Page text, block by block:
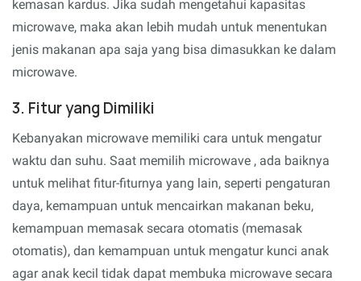
kemasan kardus. Jika sudah mengetahui kapasitas
microwave, maka akan lebih mudah untuk menentukan
jenis makanan apa saja yang bisa dimasukkan ke dalam
microwave.
3. Fitur yang Dimiliki
Kebanyakan microwave memiliki cara untuk mengatur
waktu dan suhu. Saat memilih microwave , ada baiknya
untuk melihat fitur-fiturnya yang lain, seperti pengaturan
daya, kemampuan untuk mencairkan makanan beku,
kemampuan memasak secara otomatis (memasak
otomatis), dan kemampuan untuk mengatur kunci anak
agar anak kecil tidak dapat membuka microwave secara